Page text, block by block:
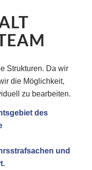
Strukturen. Da wir
die Möglichkeit,
zu bearbeiten.
des
und